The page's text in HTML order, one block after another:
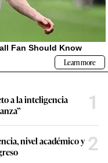
a la inteligencia
1
nivel académico y 2